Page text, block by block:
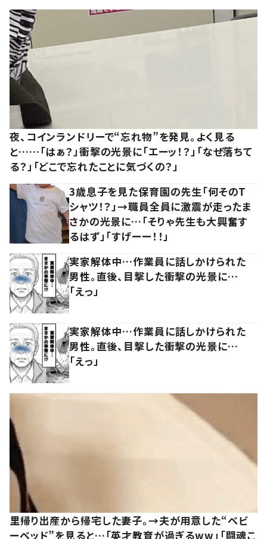
夜、コインランドリーで“忘れ物”を発見。よく見る
と……「はぁ？」衝撃の光景に「エーッ！？」「なぜ落ちて
る？」「どこで忘れたことに気づくの？」
3歳息子を見た保育園の先生「何そのT
シャツ！？」→職員全員に激震が走ったま
さかの光景に…「そりゃ先生も大興奮す
るはず」「すげーー！！」
実家解体中…作業員に話しかけられた
男性。直後、目撃した衝撃の光景に…
「えっ」
実家解体中…作業員に話しかけられた
男性。直後、目撃した衝撃の光景に…
「えっ」
里帰り出産から帰宅した妻子。→夫が用意した“ベビ
ーベッド”を見ると…「英才教育が過ぎるww」「闘魂こ